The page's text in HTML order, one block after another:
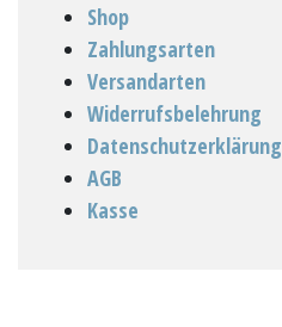
Shop
Zahlungsarten
Versandarten
Widerrufsbelehrung
Datenschutzerklärung
AGB
Kasse